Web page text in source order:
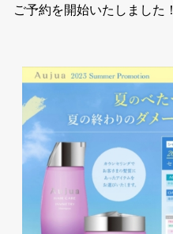
ご予約を開始いたしました！